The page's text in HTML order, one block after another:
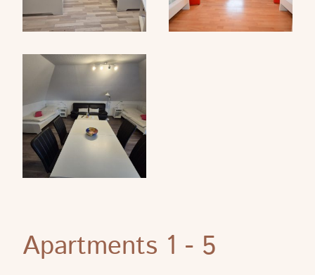
Apartments 1 - 5